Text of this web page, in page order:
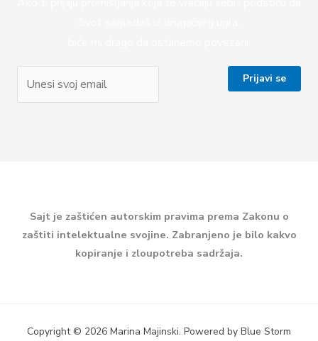
Sajt je zaštićen autorskim pravima prema Zakonu o
zaštiti intelektualne svojine. Zabranjeno je bilo kakvo
kopiranje i zloupotreba sadržaja.
Copyright © 2026 Marina Majinski. Powered by Blue Storm